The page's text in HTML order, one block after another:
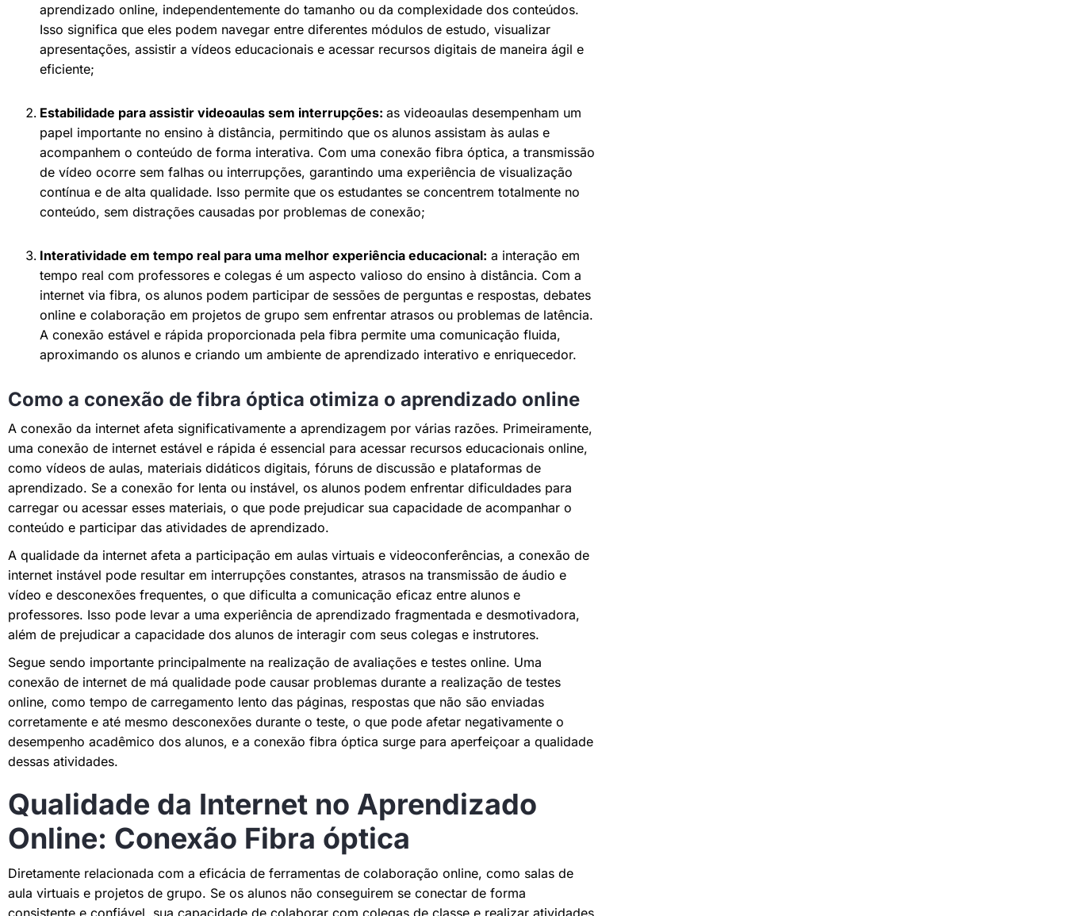
aprendizado online, independentemente do tamanho ou da complexidade dos conteúdos.
Isso significa que eles podem navegar entre diferentes módulos de estudo, visualizar
apresentações, assistir a vídeos educacionais e acessar recursos digitais de maneira ágil e
eficiente;
Estabilidade para assistir videoaulas sem interrupções: as videoaulas desempenham um
papel importante no ensino à distância, permitindo que os alunos assistam às aulas e
acompanhem o conteúdo de forma interativa. Com uma conexão fibra óptica, a transmissão
de vídeo ocorre sem falhas ou interrupções, garantindo uma experiência de visualização
contínua e de alta qualidade. Isso permite que os estudantes se concentrem totalmente no
conteúdo, sem distrações causadas por problemas de conexão;
Interatividade em tempo real para uma melhor experiência educacional: a interação em
tempo real com professores e colegas é um aspecto valioso do ensino à distância. Com a
internet via fibra, os alunos podem participar de sessões de perguntas e respostas, debates
online e colaboração em projetos de grupo sem enfrentar atrasos ou problemas de latência.
A conexão estável e rápida proporcionada pela fibra permite uma comunicação fluida,
aproximando os alunos e criando um ambiente de aprendizado interativo e enriquecedor.
Como a conexão de fibra óptica otimiza o aprendizado online
A conexão da internet afeta significativamente a aprendizagem por várias razões. Primeiramente,
uma conexão de internet estável e rápida é essencial para acessar recursos educacionais online,
como vídeos de aulas, materiais didáticos digitais, fóruns de discussão e plataformas de
aprendizado. Se a conexão for lenta ou instável, os alunos podem enfrentar dificuldades para
carregar ou acessar esses materiais, o que pode prejudicar sua capacidade de acompanhar o
conteúdo e participar das atividades de aprendizado.
A qualidade da internet afeta a participação em aulas virtuais e videoconferências, a conexão de
internet instável pode resultar em interrupções constantes, atrasos na transmissão de áudio e
vídeo e desconexões frequentes, o que dificulta a comunicação eficaz entre alunos e
professores. Isso pode levar a uma experiência de aprendizado fragmentada e desmotivadora,
além de prejudicar a capacidade dos alunos de interagir com seus colegas e instrutores.
Segue sendo importante principalmente na realização de avaliações e testes online. Uma
conexão de internet de má qualidade pode causar problemas durante a realização de testes
online, como tempo de carregamento lento das páginas, respostas que não são enviadas
corretamente e até mesmo desconexões durante o teste, o que pode afetar negativamente o
desempenho acadêmico dos alunos, e a conexão fibra óptica surge para aperfeiçoar a qualidade
dessas atividades.
Qualidade da Internet no Aprendizado
Online: Conexão Fibra óptica
Diretamente relacionada com a eficácia de ferramentas de colaboração online, como salas de
aula virtuais e projetos de grupo. Se os alunos não conseguirem se conectar de forma
consistente e confiável, sua capacidade de colaborar com colegas de classe e realizar atividades